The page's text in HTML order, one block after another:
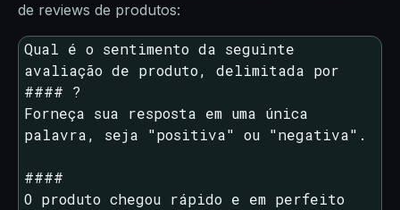
de reviews de produtos:
Qual é o sentimento da seguinte
avaliação de produto, delimitada por
#### ?
Forneça sua resposta em uma única
palavra, seja "positiva" ou "negativa".
####
O produto chegou rápido e em perfeito